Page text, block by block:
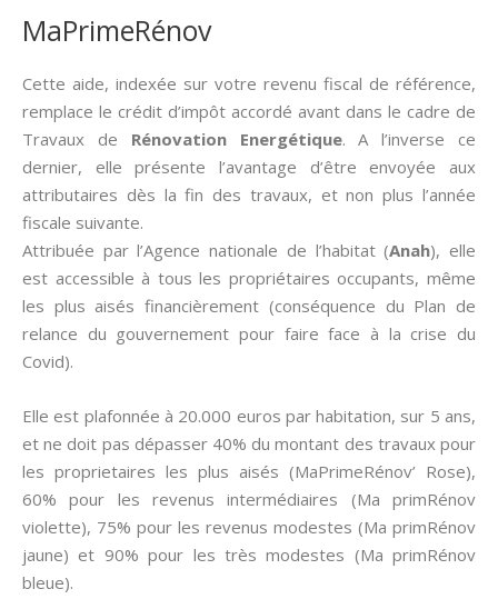
MaPrimeRénov
Cette aide, indexée sur votre revenu fiscal de référence,
remplace le crédit d’impôt accordé avant dans le cadre de
Travaux de Rénovation Energétique. A l’inverse ce
dernier, elle présente l’avantage d’être envoyée aux
attributaires dès la fin des travaux, et non plus l’année
fiscale suivante.
Attribuée par l’Agence nationale de l’habitat (Anah), elle
est accessible à tous les propriétaires occupants, même
les plus aisés financièrement (conséquence du Plan de
relance du gouvernement pour faire face à la crise du
Covid).
Elle est plafonnée à 20.000 euros par habitation, sur 5 ans,
et ne doit pas dépasser 40% du montant des travaux pour
les proprietaires les plus aisés (MaPrimeRénov’ Rose),
60% pour les revenus intermédiaires (Ma primRénov
violette), 75% pour les revenus modestes (Ma primRénov
jaune) et 90% pour les très modestes (Ma primRénov
bleue).